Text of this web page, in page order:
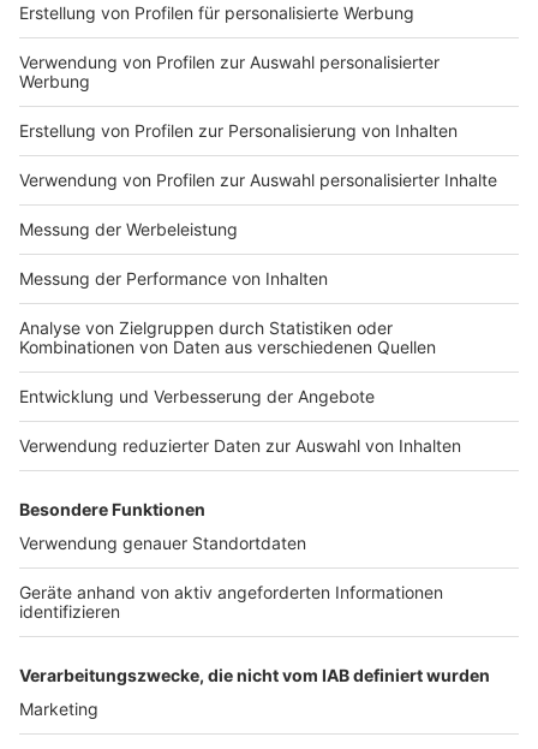
eine längere Laufzeit angelegt, da davon auszugehen
ist, dass auch nach Soforthilfen und
Versicherungszahlungen noch Notlagen bestehen
werden.
Inhaber: Menschen helfen Menschen
Sparkasse Aachen
IBAN: DE17 3905 0000 0000 7766 66
Verwendungszweck: „Hochwasser“
Wer eine Spendenquittung benötigt, gibt bitte die
eigene Adresse im Verwendungszweck mit an.
Anzeige
Stadt Aachen
Spendenkonto „Aachen hilft“
Sparkasse Aachen
Anzeige